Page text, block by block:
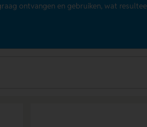
ontvangen en gebruiken, wat